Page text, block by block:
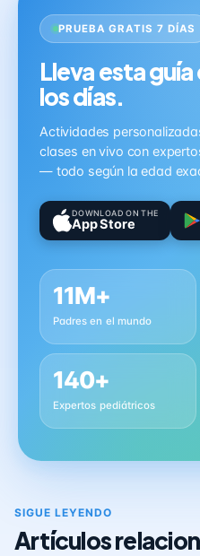
PRUEBA GRATIS 7 DÍAS
Lleva esta
los días.
Actividades
clases en vivo con
— todo según la edad
DOWNLOAD ON THE
App Store
11M+
Padres en el mundo
140+
Expertos pediátricos
SIGUE LEYENDO
Artículos